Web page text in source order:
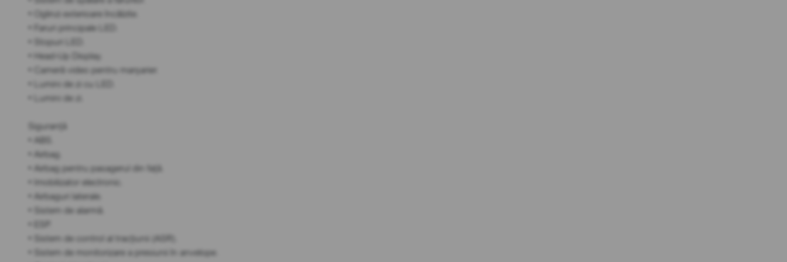
• Oglinzi exterioare încălzite.
• Faruri principale LED.
• Stopuri LED.
• Head-Up Display.
• Cameră video pentru marșarier.
• Lumini de zi cu LED.
• Lumini de zi.
Siguranță
• ABS.
• Airbag.
• Airbag pentru pasagerul din față.
• Imobilizator electronic.
• Airbaguri laterale.
• Sistem de alarmă.
• Sistem de control al tracțiunii (ASR).
• Sistem de monitorizare a presiunii în anvelope.